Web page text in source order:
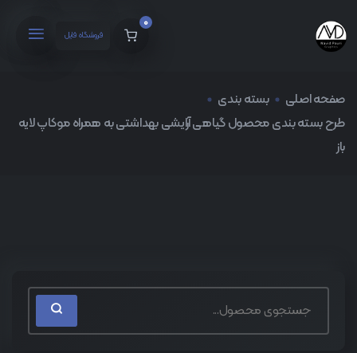
0
فروشگاه فایل
صفحه اصلی
بسته بندی
طرح بسته بندی محصول گیاهی آرایشی بهداشتی به همراه موکاپ لایه
باز